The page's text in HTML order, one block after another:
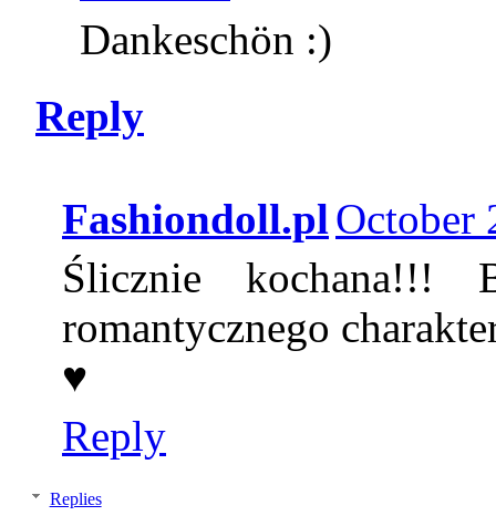
Dankeschön :)
Reply
Fashiondoll.plOctober
Ślicznie kochana!!!
romantycznego
♥
Reply
Replies